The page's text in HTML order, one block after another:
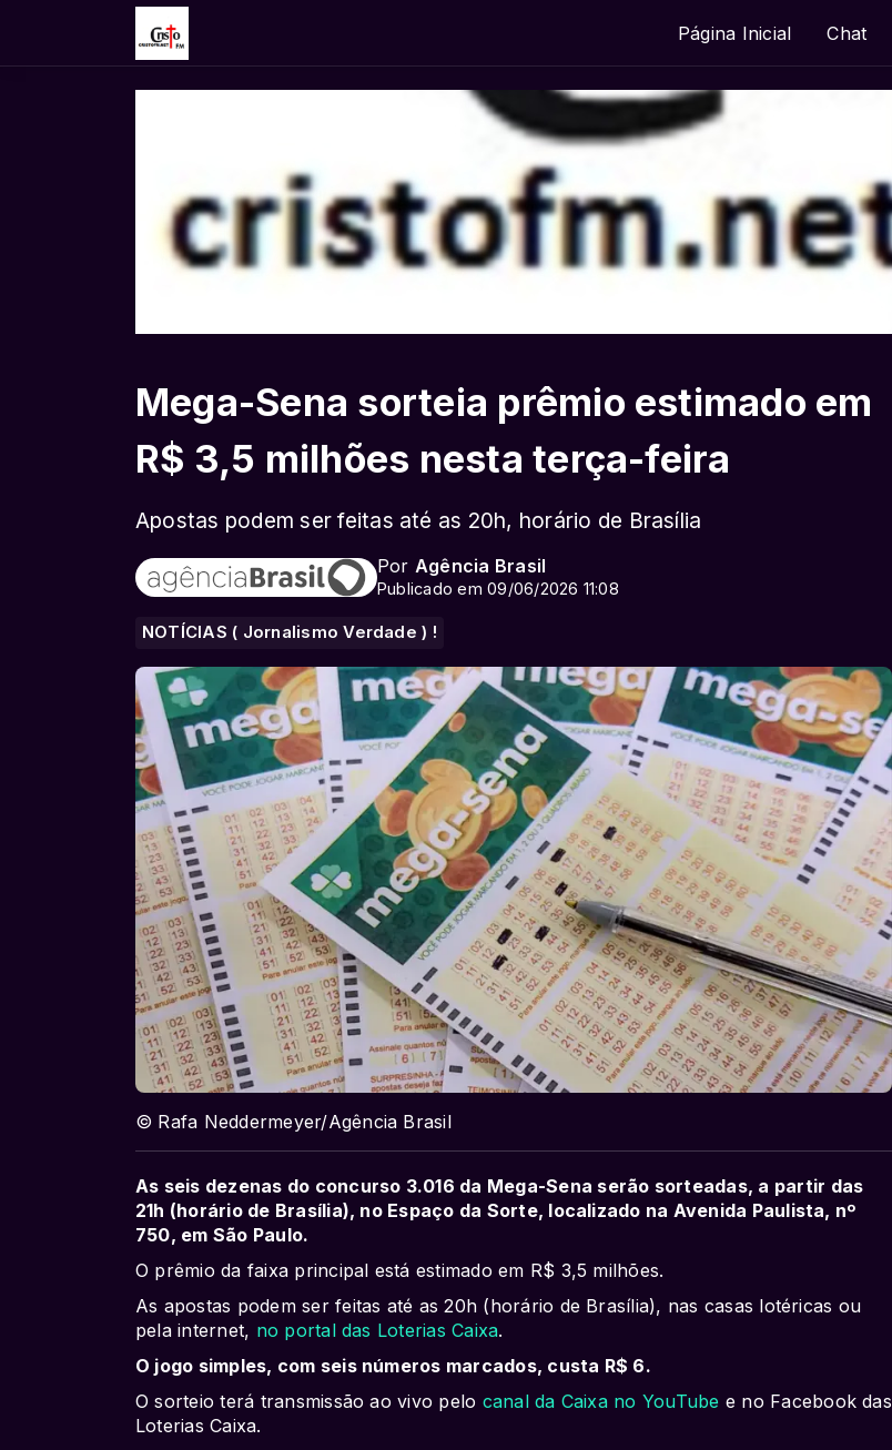
Página Inicial Chat
Mega-Sena sorteia prêmio estimado em
R$ 3,5 milhões nesta terça-feira
Apostas podem ser feitas até as 20h, horário de Brasília
Por Agência Brasil
Publicado em 09/06/2026 11:08
NOTÍCIAS ( Jornalismo Verdade ) !
© Rafa Neddermeyer/Agência Brasil
As seis dezenas do concurso 3.016 da Mega-Sena serão sorteadas, a partir das
21h (horário de Brasília), no Espaço da Sorte, localizado na Avenida Paulista, nº
750, em São Paulo.
O prêmio da faixa principal está estimado em R$ 3,5 milhões.
As apostas podem ser feitas até as 20h (horário de Brasília), nas casas lotéricas ou
pela internet, no portal das Loterias Caixa.
O jogo simples, com seis números marcados, custa R$ 6.
O sorteio terá transmissão ao vivo pelo canal da Caixa no YouTube e no Facebook das
Loterias Caixa.